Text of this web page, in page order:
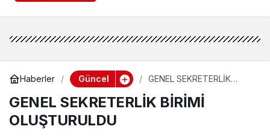
Haberler Güncel
GENEL SEKRETERLİK
GENEL SEKRETERLİK BİRİMİ
OLUŞTURULDU